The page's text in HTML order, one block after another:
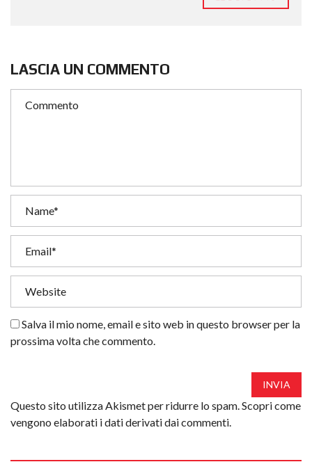
LASCIA UN COMMENTO
Salva il mio nome, email e sito web in questo browser per la
prossima volta che commento.
INVIA
Questo sito utilizza Akismet per ridurre lo spam.Scopri come
vengono elaborati i dati derivati dai commenti.